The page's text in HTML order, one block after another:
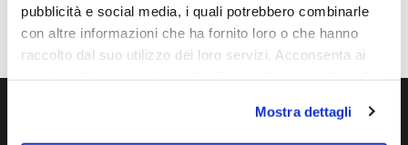
pubblicità e social media, i quali potrebbero combinarle
con altre informazioni che ha fornito loro o che hanno
raccolto dal suo utilizzo dei loro servizi. Acconsenta ai
Mostra dettagli
20
Ti servono maggiori informazioni?